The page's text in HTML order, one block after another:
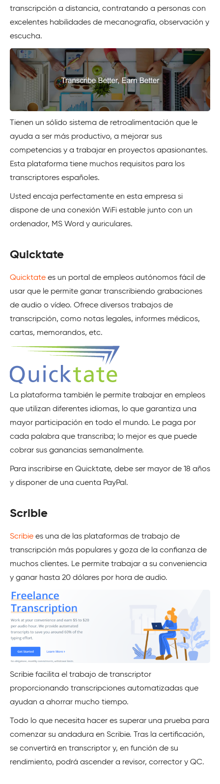
transcripción a distancia, contratando a personas con
excelentes habilidades de mecanografía, observación y
escucha.
Tienen un sólido sistema de retroalimentación que le
ayuda a ser más productivo, a mejorar sus
competencias y a trabajar en proyectos apasionantes.
Esta plataforma tiene muchos requisitos para los
transcriptores españoles.
Usted encaja perfectamente en esta empresa si
dispone de una conexión WiFi estable junto con un
ordenador, MS Word y auriculares.
Quicktate
Quicktate es un portal de empleos autónomos fácil de
usar que le permite ganar transcribiendo grabaciones
de audio o vídeo. Ofrece diversos trabajos de
transcripción, como notas legales, informes médicos,
cartas, memorandos, etc.
La plataforma también le permite trabajar en empleos
que utilizan diferentes idiomas, lo que garantiza una
mayor participación en todo el mundo. Le paga por
cada palabra que transcriba; lo mejor es que puede
cobrar sus ganancias semanalmente.
Para inscribirse en Quicktate, debe ser mayor de 18 años
y disponer de una cuenta PayPal.
Scribie
Scribie es una de las plataformas de trabajo de
transcripción más populares y goza de la confianza de
muchos clientes. Le permite trabajar a su conveniencia
y ganar hasta 20 dólares por hora de audio.
Scribie facilita el trabajo de transcriptor
proporcionando transcripciones automatizadas que
ayudan a ahorrar mucho tiempo.
Todo lo que necesita hacer es superar una prueba para
comenzar su andadura en Scribie. Tras la certificación,
se convertirá en transcriptor y, en función de su
rendimiento, podrá ascender a revisor, corrector y QC.